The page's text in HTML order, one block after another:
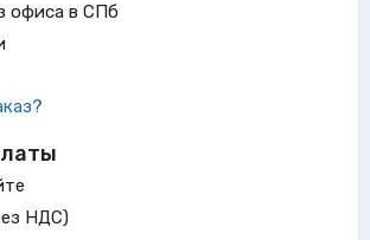
офиса в СПб
НДС)